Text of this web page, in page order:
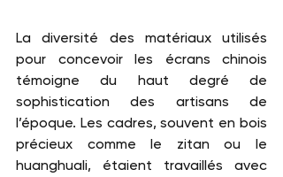
La diversité des matériaux utilisés
pour concevoir les écrans chinois
témoigne du haut degré de
sophistication des artisans de
l’époque. Les cadres, souvent en bois
précieux comme le zitan ou le
huanghuali, étaient travaillés avec